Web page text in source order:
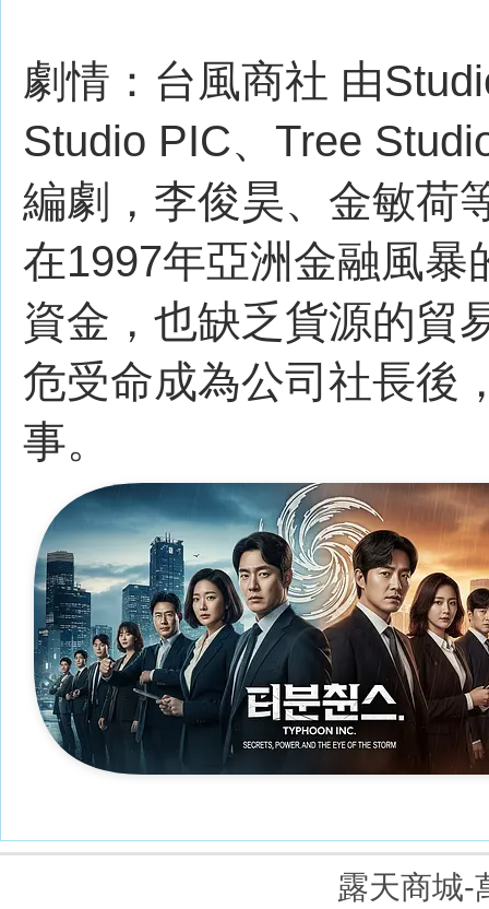
劇情：台風商社 由
Studio PIC、Tree
編劇，李俊昊、金敏荷
在1997年亞洲金融風暴
資金，也缺乏貨源的貿
危受命成為公司社長後
事。
露天商城-